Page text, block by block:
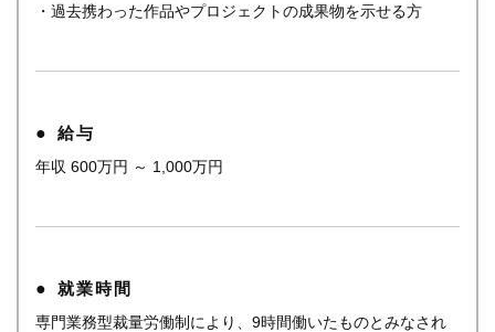
・過去携わった作品やプロジェクトの成果物を示せる方
給与
年収 600万円 ～ 1,000万円
就業時間
専門業務型裁量労働制により、9時間働いたものとみなされ